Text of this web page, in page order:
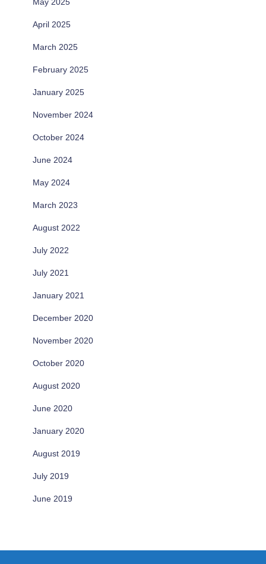
April 2025
March 2025
February 2025
January 2025
November 2024
October 2024
June 2024
May 2024
March 2023
August 2022
July 2022
July 2021
January 2021
December 2020
November 2020
October 2020
August 2020
June 2020
January 2020
August 2019
July 2019
June 2019